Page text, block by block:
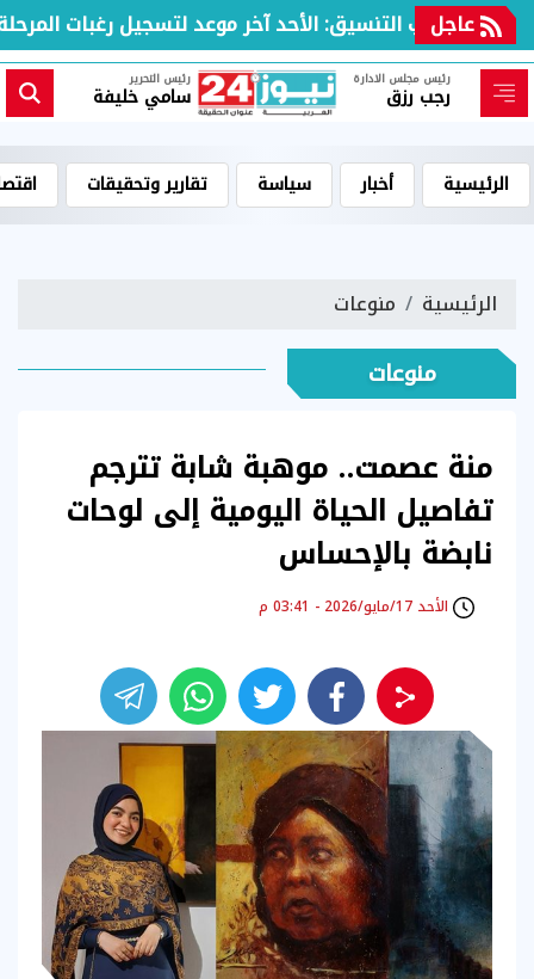
عاجل
مكتب التنسيق: الأحد آخر موعد لتسجيل رغبات المرحلة
رئيس مجلس الادارة
رجب رزق
رئيس التحرير
سامي خليفة
الرئيسية أخبار سياسة تقارير وتحقيقات
الرئيسية منوعات
منوعات
منة عصمت.. موهبة شابة تترجم
تفاصيل الحياة اليومية إلى لوحات
نابضة بالإحساس
الأحد 17/مايو/2026 - 03:41 م